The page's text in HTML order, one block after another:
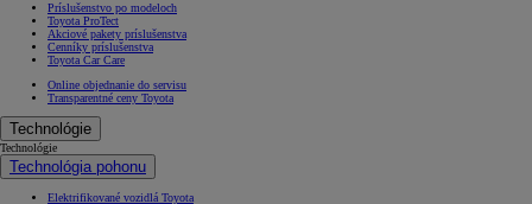
Príslušenstvo po modeloch
Toyota ProTect
Akciové pakety príslušenstva
Cenníky príslušenstva
Toyota Car Care
Online objednanie do servisu
Transparentné ceny Toyota
Technológie
Technológie
Technológia pohonu
Elektrifikované vozidlá Toyota